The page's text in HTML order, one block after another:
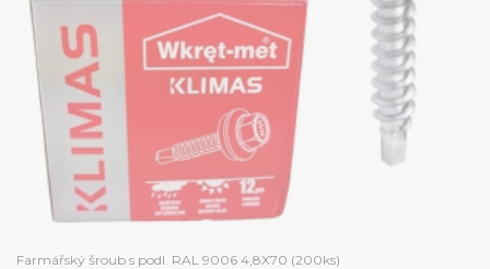
Farmářský šroub s podl. RAL 9006 4,8X70 (200ks)